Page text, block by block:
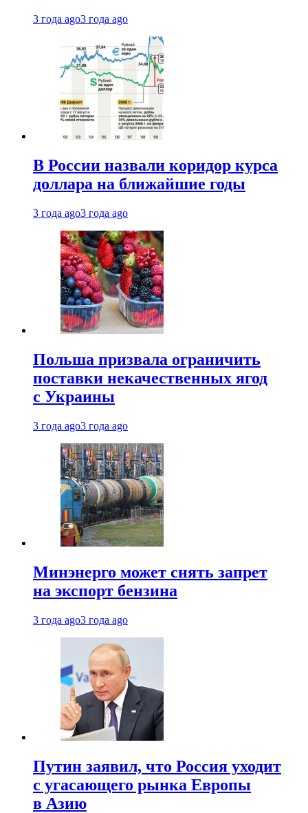
3 года ago3 года ago
В России назвали коридор курса
доллара на ближайшие годы
3 года ago3 года ago
Польша призвала ограничить
поставки некачественных ягод
с Украины
3 года ago3 года ago
Минэнерго может снять запрет
на экспорт бензина
3 года ago3 года ago
Путин заявил, что Россия уходит
с угасающего рынка Европы
в Азию